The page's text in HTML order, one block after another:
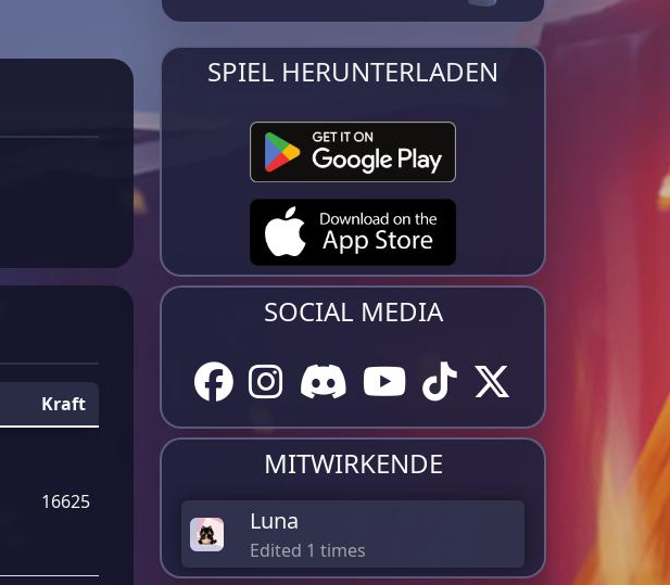
Kraft
16625
SPIEL HERUNTERLADEN
SOCIAL MEDIA
MITWIRKENDE
Luna
Edited 1 times